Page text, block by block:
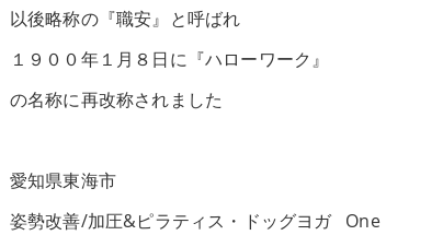
以後略称の『職安』と呼ばれ
１９００年１月８日に『ハローワーク』
の名称に再改称されました
愛知県東海市
姿勢改善/加圧&ピラティス・ドッグヨガ One